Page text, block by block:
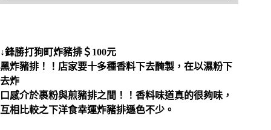
↓鋒勝打狗町炸豬排＄100元
黑炸豬排！！店家要十多種香料下去醃製，在以濕粉下
去炸
口感介於裹粉與煎豬排之間！！香料味道真的很夠味，
互相比較之下洋食幸運炸豬排遜色不少。